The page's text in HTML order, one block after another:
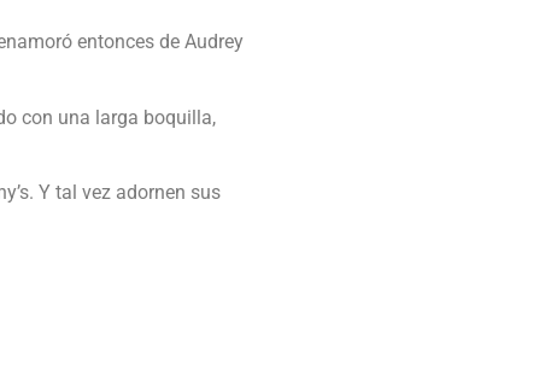
entonces de Audrey
con una larga boquilla,
Y tal vez adornen sus